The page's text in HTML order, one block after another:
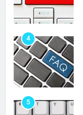
4
5